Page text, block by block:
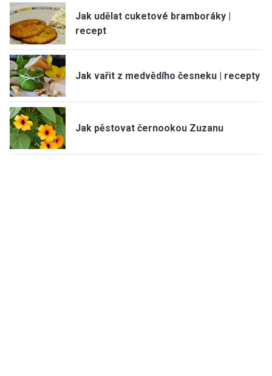
Jak udělat cuketové bramboráky |
recept
Jak vařit z medvědího česneku | recepty
Jak pěstovat černookou Zuzanu